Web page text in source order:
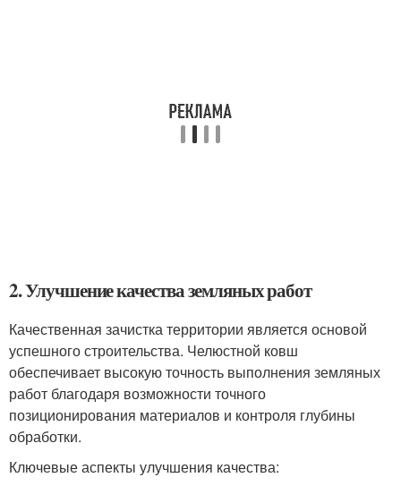
2. Улучшение качества земляных работ
Качественная зачистка территории является основой
успешного строительства. Челюстной ковш
обеспечивает высокую точность выполнения земляных
работ благодаря возможности точного
позиционирования материалов и контроля глубины
обработки.
Ключевые аспекты улучшения качества: